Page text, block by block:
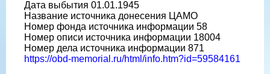
Дата выбытия 01.01.1945
Название источника донесения ЦАМО
Номер фонда источника информации 58
Номер описи источника информации 18004
Номер дела источника информации 871
https://obd-memorial.ru/html/info.htm?id=59584161